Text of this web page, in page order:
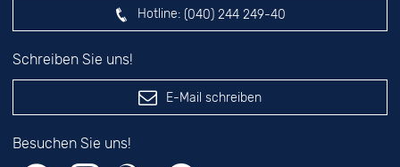
Hotline: (040) 244 249-40
Schreiben Sie uns!
E-Mail schreiben
Besuchen Sie uns!